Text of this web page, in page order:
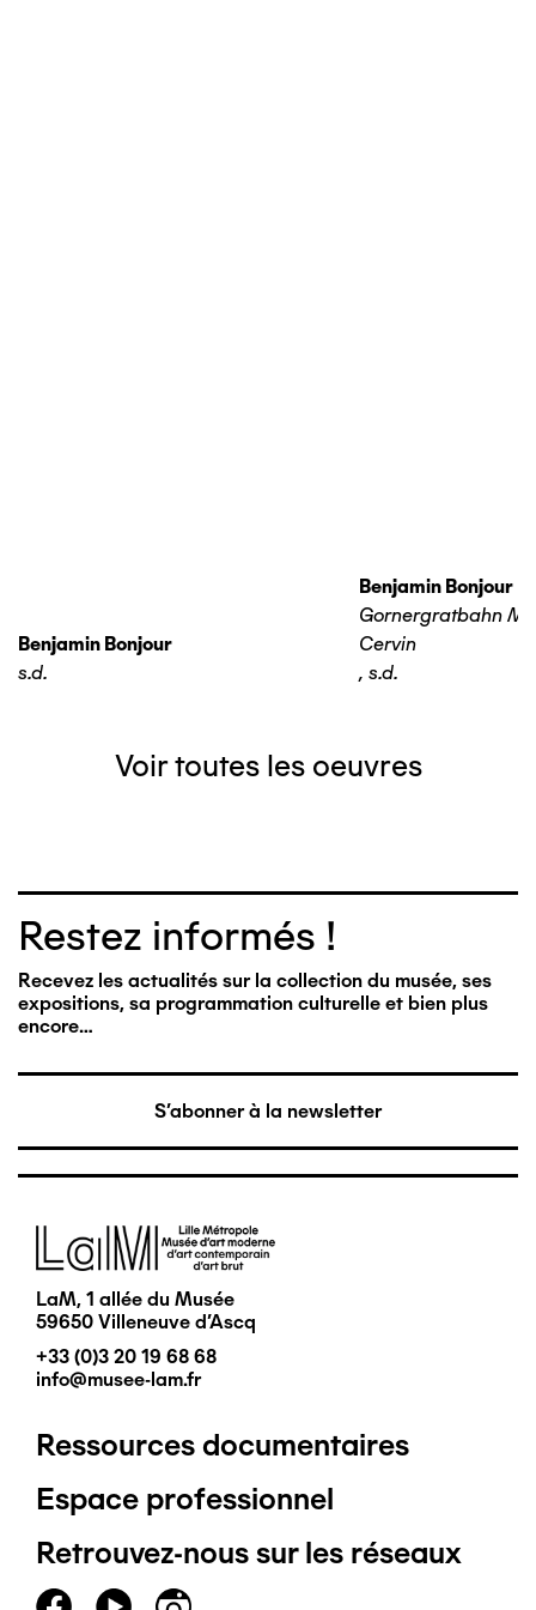
Benjamin Bonjour
s.d.
Benjamin Bonjour
Gornergratbahn
Cervin
, s.d.
Voir toutes les oeuvres
Restez informés !
Recevez les actualités sur la collection du musée, ses
expositions, sa programmation culturelle et bien plus
encore…
S'abonner à la newsletter
Image
LaM, 1 allée du Musée
59650 Villeneuve d'Ascq
+33 (0)3 20 19 68 68
info@musee-lam.fr
Pied
de
page
Ressources documentaires
Espace professionnel
Retrouvez-nous sur les réseaux